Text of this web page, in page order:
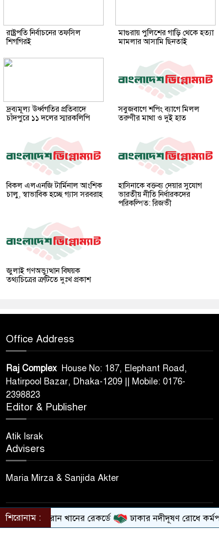
রাষ্ট্রপতি নির্বাচনের তফসিল
শিগগিরই
মাগুরায় পুলিশের গাড়ি থেকে হত্যা
মামলার আসামি ছিনতাই
দ্রব্যমূল্য ঊর্ধ্বগতির প্রতিবাদে
চাঁদপুরে ১১ দলের স্মারকলিপি
সবুজবাগে শপিং ব্যাগে মিলল
তরুণীর মাথা ও দুই হাত
বিকল এলএনজি টার্মিনাল আংশিক
চালু, স্বাভাবিক হচ্ছে গ্যাস সরবরাহ
হাসিনাকে বক্তব্য দেয়ার সুযোগ
ভারতীয় নীতি নির্ধারকদের
পরিকল্পিত: রিজভী
জুলাই গণঅভ্যুত্থান বিষয়ক
তথ্যচিত্রের ত্রুটিতে দুঃখ প্রকাশ
Office Address
Raj Complex House No: 187, Elephant Road,
Hatirpool Bazar, Dhaka-1209 || Mobile: 0176-
2398823
Editor & Publisher
Atik Israk
Advisers
Maria Mirza & Sanjida Akter
© All rights reserved © banlgadeshdiplomat.com
শিরোনাম :ইমরান খানের রেকর্ডে ঢাকার নদীদূষণ রোধে